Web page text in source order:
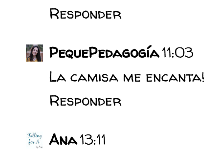
Responder
PequePedagogía11:03
La camisa me encanta!
Responder
Ana13:11